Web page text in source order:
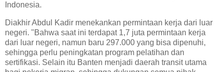
Indonesia.
Diakhir Abdul Kadir menekankan permintaan kerja dari luar
negeri. "Bahwa saat ini terdapat 1,7 juta permintaan kerja
dari luar negeri, namun baru 297.000 yang bisa dipenuhi,
sehingga perlu peningkatan program pelatihan dan
sertifikasi. Selain itu Banten menjadi daerah transit utama